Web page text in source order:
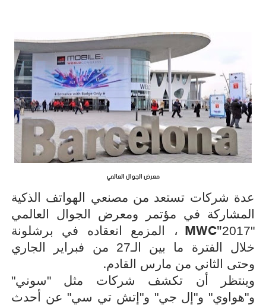
معرض الجوال العالمي
عدة شركات تستعد من مصنعي الهواتف الذكية
المشاركة في مؤتمر ومعرض الجوال العالمي
"2017
MWC" ، المزمع انعقاده في برشلونة
خلال الفترة ما بين الـ27 من فبراير الجاري
وحتى الثاني من مارس القادم.
وينتظر أن تكشف شركات مثل "سوني"
و"هواوي" و"إل جي" و"إتش تي سي" عن أحدث